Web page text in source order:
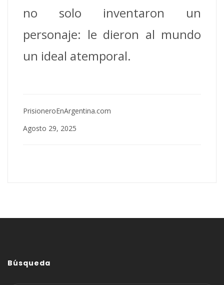
no solo inventaron un
personaje: le dieron al mundo
un ideal atemporal.
PrisioneroEnArgentina.com
Agosto 29, 2025
Búsqueda